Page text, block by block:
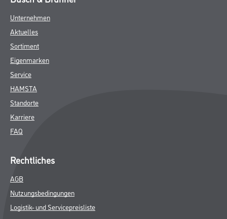
Unternehmen
Aktuelles
Sortiment
Eigenmarken
Service
HAMSTA
Standorte
Karriere
FAQ
Rechtliches
AGB
Nutzungsbedingungen
Logistik- und Servicepreisliste